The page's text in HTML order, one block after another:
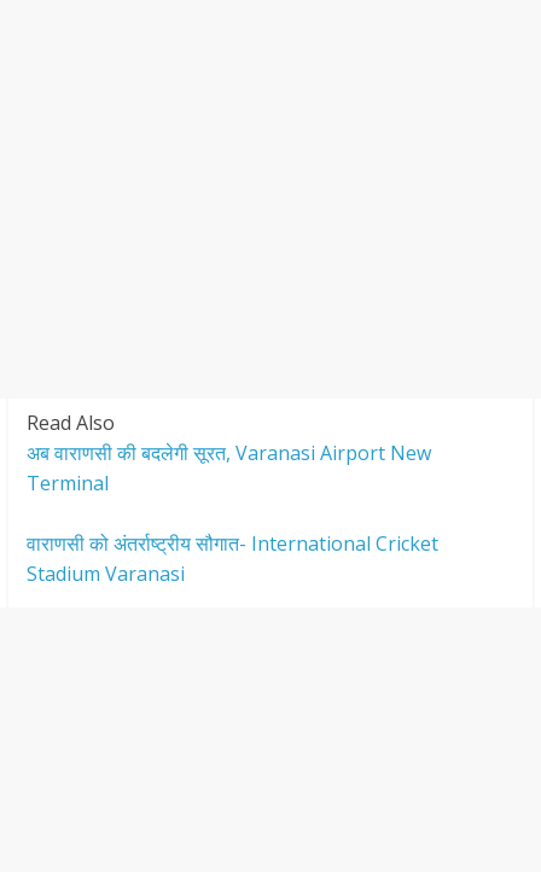
Read Also
अब वाराणसी की बदलेगी सूरत, Varanasi Airport New
Terminal
वाराणसी को अंतर्राष्ट्रीय सौगात- International Cricket
Stadium Varanasi